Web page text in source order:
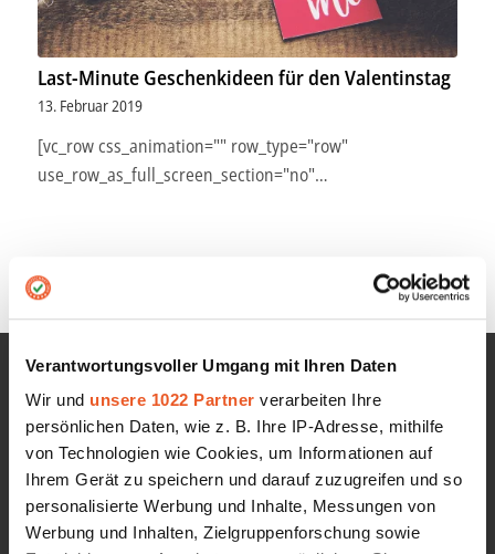
Verantwortungsvoller Umgang mit Ihren Daten
Wir und unsere 1022 Partner verarbeiten Ihre
persönlichen Daten, wie z. B. Ihre IP-Adresse, mithilfe
von Technologien wie Cookies, um Informationen auf
Ihrem Gerät zu speichern und darauf zuzugreifen und so
personalisierte Werbung und Inhalte, Messungen von
Werbung und Inhalten, Zielgruppenforschung sowie
Last-Minute Geschenkideen für den Valentinstag
13. Februar 2019
[vc_row css_animation="" row_type="row"
use_row_as_full_screen_section="no"…
INFORMATIONEN
Google Sterne
Top Auszeichnungen
Schlichtungsverfahren